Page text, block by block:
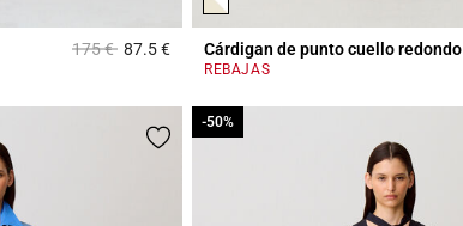
Price reduced from
175 €to87.5 €5 out of 5 Customer Rating
Cárdigan de punto cuello redondo
REBAJAS
-50%
-50%